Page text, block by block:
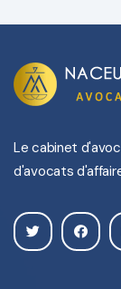
Le cabinet
d'avocats